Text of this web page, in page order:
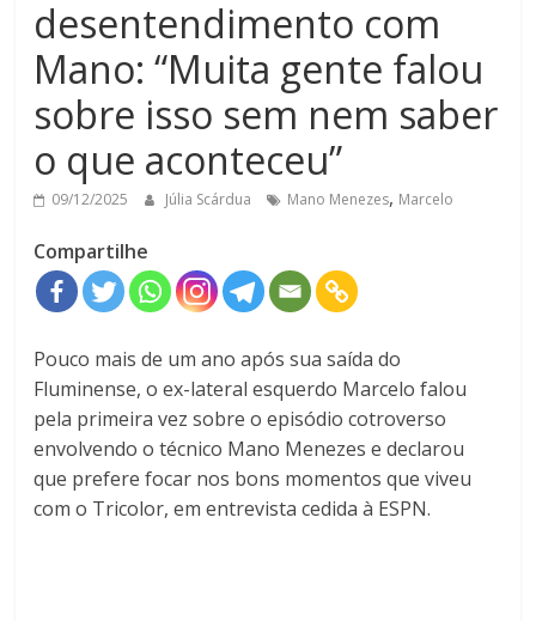
desentendimento com
Mano: “Muita gente falou
sobre isso sem nem saber
o que aconteceu”
09/12/2025 Júlia Scárdua Mano Menezes, Marcelo
Compartilhe
Pouco mais de um ano após sua saída do
Fluminense, o ex-lateral esquerdo Marcelo falou
pela primeira vez sobre o episódio cotroverso
envolvendo o técnico Mano Menezes e declarou
que prefere focar nos bons momentos que viveu
com o Tricolor, em entrevista cedida à ESPN.